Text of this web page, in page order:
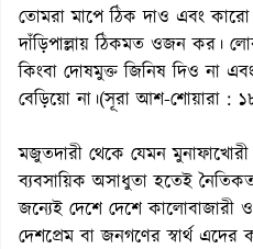
তোমরা মাপে ঠিক দাও এবং
দাঁড়িপাল্লায় ঠিকমত ওজন কর।
কিংবা দোষমুক্ত জিনিষ দিও না
বেড়িয়ো না।(সূরা আশ-শোয়ারা :
মজুতদারী থেকে যেমন
ব্যবসায়িক অসাধুতা হতেই
জন্যেই দেশে দেশে কালোবাজারী
দেশপ্রেম বা জনগণের স্বার্থ